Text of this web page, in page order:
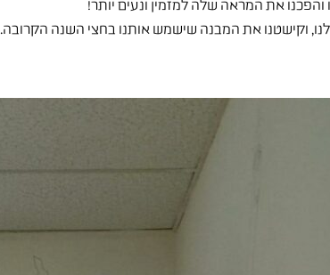
את המראה שלה למזמין ונעים יותר!
וקישטנו את המבנה שישמש אותנו בחצי השנה הקרובה.